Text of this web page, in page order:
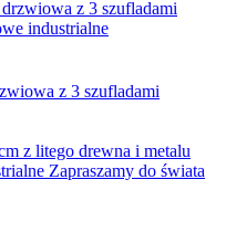
z 3 szufladami